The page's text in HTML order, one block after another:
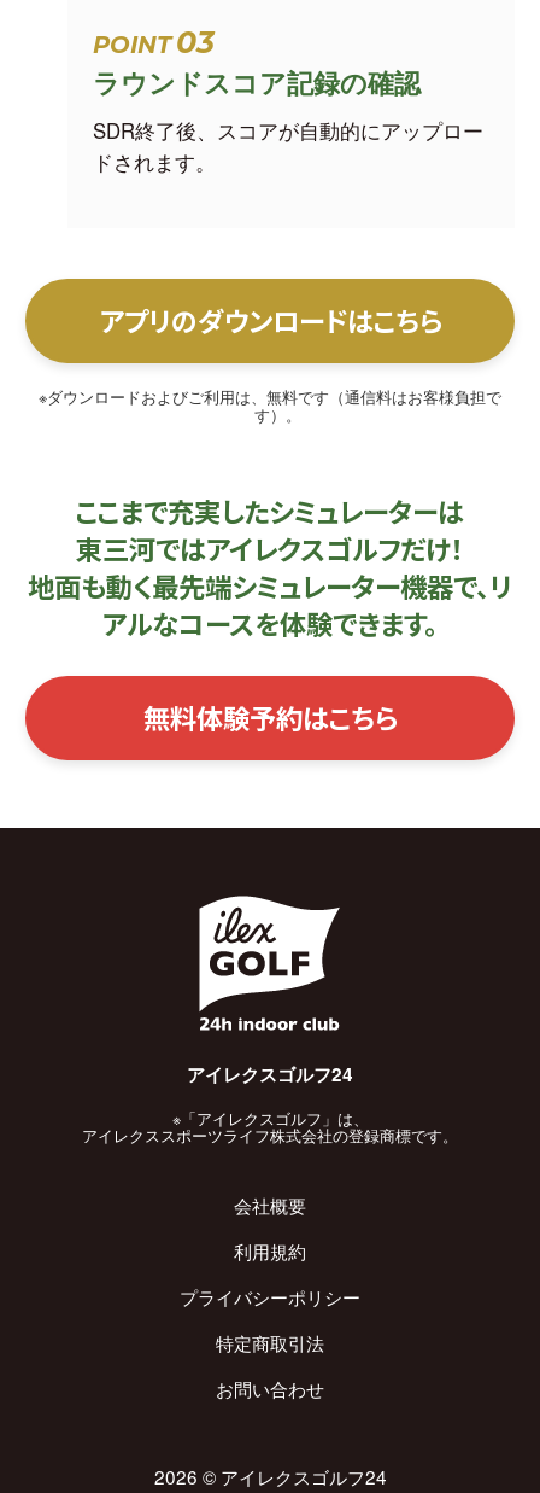
POINT 03
ラウンドスコア記録の確認
SDR終了後、スコアが自動的にアップロー
ドされます。
アプリのダウンロードはこちら
ダウンロードおよびご利用は、無料です（通信料はお客様負担で
す）。
ここまで充実したシミュレーターは
東三河ではアイレクスゴルフだけ！
地面も動く最先端シミュレーター機器で、リ
アルなコースを体験できます。
無料体験予約はこちら
アイレクスゴルフ24
※「アイレクスゴルフ」は、
アイレクススポーツライフ株式会社の登録商標です。
会社概要
利用規約
プライバシーポリシー
特定商取引法
お問い合わせ
2026 ©︎ アイレクスゴルフ24